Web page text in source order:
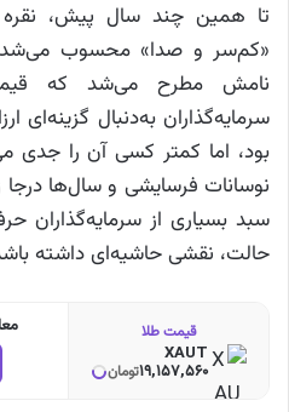
تا همین چند سال پیش، نقره
«کم‌سر و صدا» محسوب
نامش مطرح می‌شد که
سرمایه‌گذاران به‌دنبال
بود، اما کمتر کسی آن را جدی
نوسانات فرسایشی و سال‌ها
سبد بسیاری از سرمایه‌گذاران
حالت، نقشی حاشیه‌ای داشته
قیمت طلا
XAUT
19,157,560تومان